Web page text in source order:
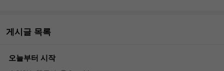
게시글 목록
오늘부터 시작